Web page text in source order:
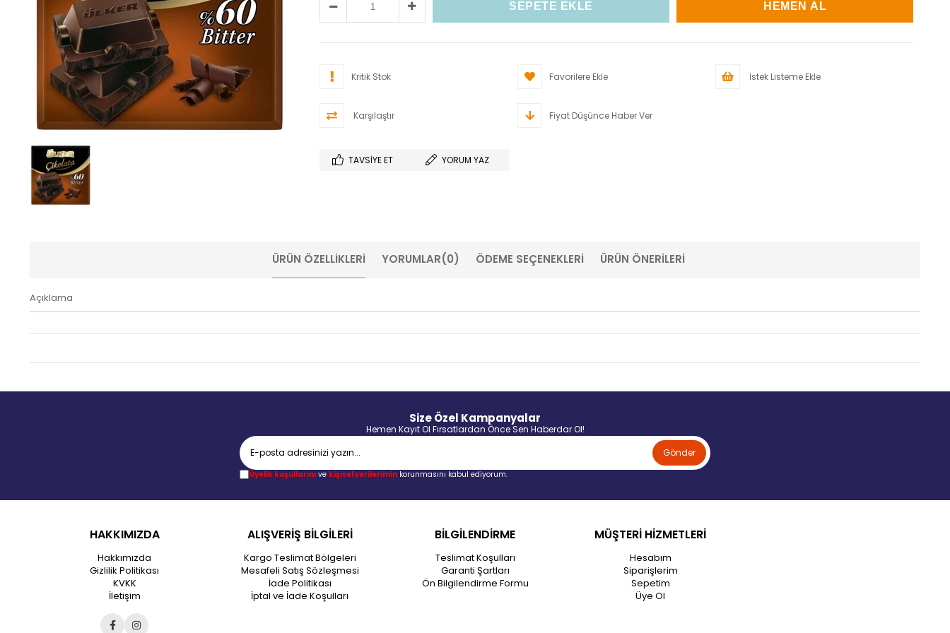
Kritik Stok Favorilere Ekle İstek Listeme Ekle
Karşılaştır Fiyat Düşünce Haber Ver
TAVSIYE ET YORUM YAZ
ÜRÜN ÖZELLIKLERI YORUMLAR(0) ÖDEME SEÇENEKLERI ÜRÜN ÖNERILERI
Açıklama
Size Özel Kampanyalar
Hemen Kayıt Ol Fırsatlardan Önce Sen Haberdar Ol!
Gönder
Üyelik koşullarınıve kişisel verileriminkorunmasını kabul ediyorum.
HAKKIMIZDA
Hakkımızda
Gizlilik Politikası
KVKK
İletişim
ALIŞVERİŞ BİLGİLERİ
Kargo Teslimat Bölgeleri
Mesafeli Satış Sözleşmesi
İade Politikası
İptal ve İade Koşulları
BİLGİLENDİRME
Teslimat Koşulları
Garanti Şartları
Ön Bilgilendirme Formu
MÜŞTERİ HİZMETLERİ
Hesabım
Siparişlerim
Sepetim
Üye Ol